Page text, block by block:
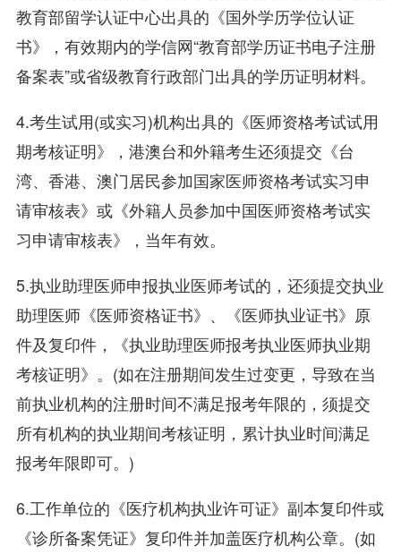
教育部留学认证中心出具的《国外学历学位认证
书》，有效期内的学信网“教育部学历证书电子注册
备案表”或省级教育行政部门出具的学历证明材料。
4.考生试用(或实习)机构出具的《医师资格考试试用
期考核证明》，港澳台和外籍考生还须提交《台
湾、香港、澳门居民参加国家医师资格考试实习申
请审核表》或《外籍人员参加中国医师资格考试实
习申请审核表》，当年有效。
5.执业助理医师申报执业医师考试的，还须提交执业
助理医师《医师资格证书》、《医师执业证书》原
件及复印件，《执业助理医师报考执业医师执业期
考核证明》。(如在注册期间发生过变更，导致在当
前执业机构的注册时间不满足报考年限的，须提交
所有机构的执业期间考核证明，累计执业时间满足
报考年限即可。)
6.工作单位的《医疗机构执业许可证》副本复印件或
《诊所备案凭证》复印件并加盖医疗机构公章。(如